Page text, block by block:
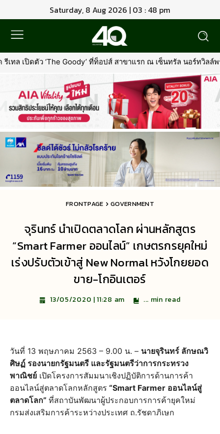
Saturday, 8 Aug 2026 | 03 : 48 pm
ที่ท็อปส์ สาขาแรก ณ เซ็นทรัล นอร์ทวิลล์พร้อมรุกตลาด Premium
FRONTPAGE GOVERNMENT
จุรินทร์ นำเปิดตลาดโลก ผ่านหลักสูตร
“Smart Farmer ออนไลน์” เกษตรกรยุคใหม่
เร่งปรับตัวเข้าสู่ New Normal หวังโกยยอด
ขาย-โกอินเตอร์
13/05/2020 | 11:28 am ... min read
วันที่ 13 พฤษภาคม 2563 – 9.00 น. – นายจุรินทร์ ลักษณวิ
ศิษฏ์ รองนายกรัฐมนตรี และรัฐมนตรีว่าการกระทรวง
พาณิชย์ เปิดโครงการสัมมนาเชิงปฏิบัติการด้านการค้า
ออนไลน์สู่ตลาดโลกหลักสูตร “Smart Farmer ออนไลน์สู่
ตลาดโลก” ที่สถาบันพัฒนาผู้ประกอบการการค้ายุคใหม่
กรมส่งเสริมการค้าระหว่างประเทศ ถ.รัชดาภิเษก